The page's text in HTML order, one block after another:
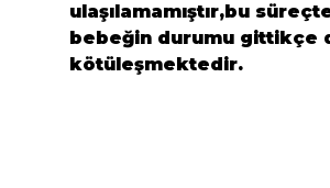
ulaşılamamıştır,bu
bebeğin durumu gittikçe
kötüleşmektedir.